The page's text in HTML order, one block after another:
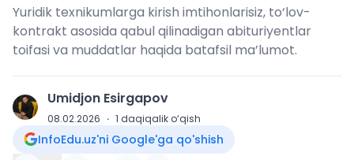
Yuridik texnikumlarga kirish imtihonlarisiz, to‘lov-
kontrakt asosida qabul qilinadigan abituriyentlar
toifasi va muddatlar haqida batafsil ma’lumot.
U Umidjon Esirgapov
08.02.2026 · 1 daqiqalik o‘qish
InfoEdu.uz'ni Google'ga qo'shish